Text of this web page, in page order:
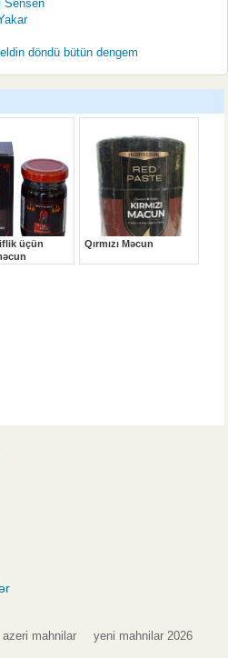
Sensen
döndü bütün dengem
azeri mahnilar yeni mahnilar 2026